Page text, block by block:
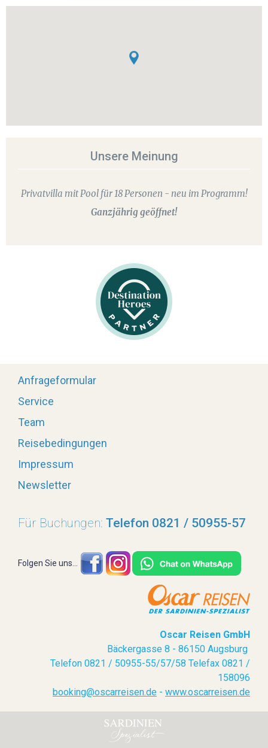
Unsere Meinung
Privatvilla mit Pool für 18 Personen - neu im Programm!
Ganzjährig geöffnet!
Anfrageformular
Service
Team
Reisebedingungen
Impressum
Newsletter
Für Buchungen: Telefon 0821 / 50955-57
Folgen Sie uns...
Oscar Reisen GmbH
Bäckergasse 8 - 86150 Augsburg
Telefon 0821 / 50955-55/57/58 Telefax 0821 /
158096
booking@oscarreisen.de - www.oscarreisen.de